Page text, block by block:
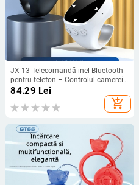
JX-13 Telecomandă inel Bluetooth
pentru telefon – Controlul camerei,
Selfie timer, Carcasă de încărcare,
Material: Plastic
84.29 Lei
add_shopping_cart